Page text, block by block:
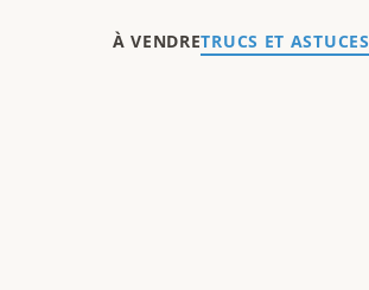
À VENDRETRUCS ET ASTUCES